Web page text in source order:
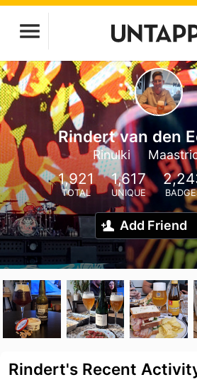
Rindert van den
Rinulki
1,921
TOTAL
1,617
UNIQUE
Add Friend
Rindert's Recent